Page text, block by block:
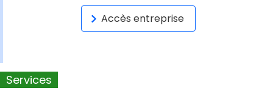
Accès entreprise
Services